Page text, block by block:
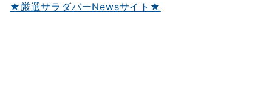
★厳選サラダバーNewsサイト★